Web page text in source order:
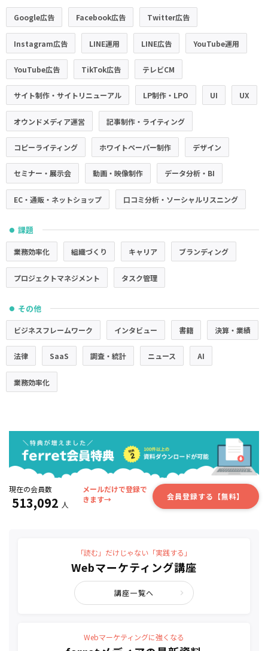
Google広告 Facebook広告 Twitter広告
Instagram広告 LINE運用 LINE広告 YouTube運用
YouTube広告 TikTok広告 テレビCM
サイト制作・サイトリニューアル LP制作・LPO UI UX
オウンドメディア運営 記事制作・ライティング
コピーライティング ホワイトペーパー制作 デザイン
セミナー・展示会 動画・映像制作 データ分析・BI
EC・通販・ネットショップ 口コミ分析・ソーシャルリスニング
● 課題
業務効率化 組織づくり キャリア ブランディング
プロジェクトマネジメント タスク管理
● その他
ビジネスフレームワーク インタビュー 書籍 決算・業績
法律 SaaS 調査・統計 ニュース AI
業務効率化
現在の会員数
513,092 人
メールだけで登録で
きます→
会員登録する【無料】
「読む」だけじゃない「実践する」
Webマーケティング講座
講座一覧へ
Webマーケティングに強くなる